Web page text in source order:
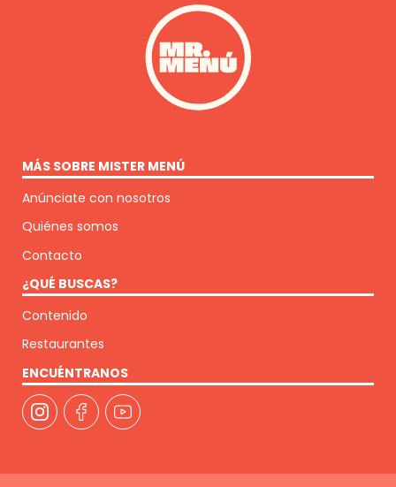
MÁS SOBRE MISTER MENÚ
Anúnciate con nosotros
Quiénes somos
Contacto
¿QUÉ BUSCAS?
Contenido
Restaurantes
ENCUÉNTRANOS